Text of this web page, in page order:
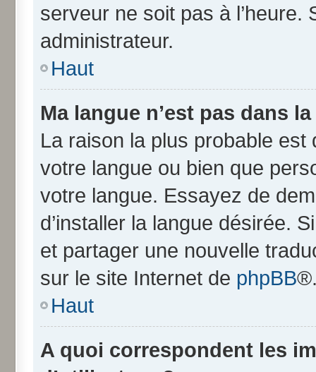
serveur ne soit pas à l’heure.
administrateur.
Haut
Ma langue n’est pas dans
La raison la plus probable est
votre langue ou bien que
votre langue. Essayez de
d’installer la langue désirée.
et partager une nouvelle
sur le site Internet de phpBB
Haut
A quoi correspondent les